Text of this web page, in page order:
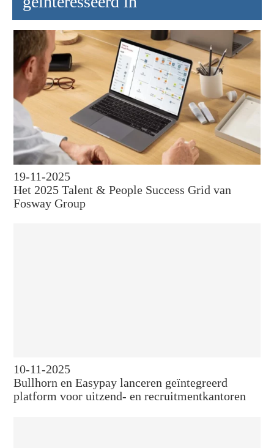
19-11-2025
Het 2025 Talent & People Success Grid van
Fosway Group
10-11-2025
Bullhorn en Easypay lanceren geïntegreerd
platform voor uitzend- en recruitmentkantoren